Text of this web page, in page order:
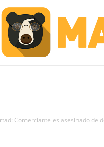
Comerciante es asesinado de